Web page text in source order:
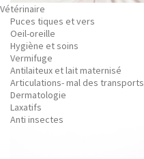
Vétérinaire
Puces tiques et vers
Oeil-oreille
Hygiène et soins
Vermifuge
Antilaiteux et lait maternisé
Articulations- mal des transports
Dermatologie
Laxatifs
Anti insectes